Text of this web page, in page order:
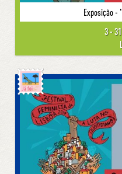
Exposição -
3 -
Já foi